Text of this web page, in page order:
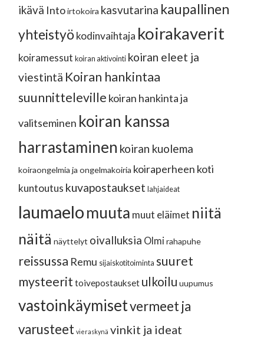
ikävä Intoirtokoira kasvutarina kaupallinen
yhteistyö kodinvaihtaja koirakaverit
koiramessut koiran aktivointi koiran eleet ja
viestintä Koiran hankintaa
suunnitteleville koiran hankinta ja
valitseminen koiran kanssa
harrastaminen koiran kuolema
koiraongelmia ja ongelmakoiria koiraperheen koti
kuntoutus kuvapostaukset lahjaideat
laumaelomuuta muut eläimet niitä
näitä näyttelyt oivalluksia Olmi rahapuhe
reissussa Remu sijaiskotitoiminta suuret
mysteerit toivepostaukset ulkoilu uupumus
vastoinkäymisetvermeet ja
varusteet vieraskynä vinkit ja ideat